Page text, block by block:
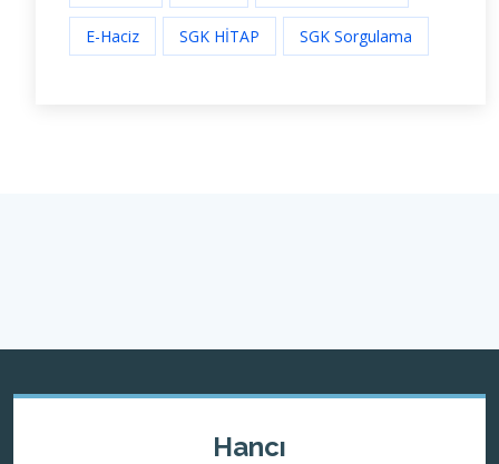
E-Haciz SGK HİTAP SGK Sorgulama
Hancı